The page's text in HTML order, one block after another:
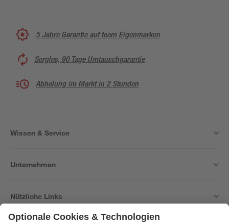
5 Jahre Garantie auf toom Eigenmarken
Sorglos, 90 Tage Umtauschgarantie
Abholung im Markt in 2 Stunden
Wissen & Service
Unternehmen
Nützliche Links